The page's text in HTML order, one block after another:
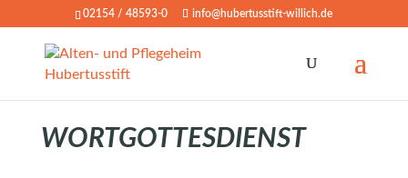
02154 / 48593-0 info@hubertusstift-willich.de
WORTGOTTESDIENST